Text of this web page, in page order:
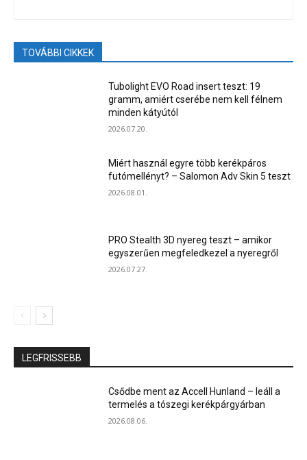
TOVÁBBI CIKKEK
Tubolight EVO Road insert teszt: 19
gramm, amiért cserébe nem kell félnem
minden kátyútól
2026.07.20.
Miért használ egyre több kerékpáros
futómellényt? – Salomon Adv Skin 5 teszt
2026.08.01.
PRO Stealth 3D nyereg teszt – amikor
egyszerűen megfeledkezel a nyeregről
2026.07.27.
LEGFRISSEBB
Csődbe ment az Accell Hunland – leáll a
termelés a tószegi kerékpárgyárban
2026.08.06.